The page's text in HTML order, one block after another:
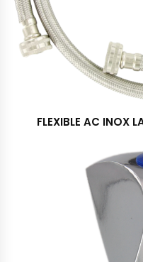
FLEXIBLE AC INOX